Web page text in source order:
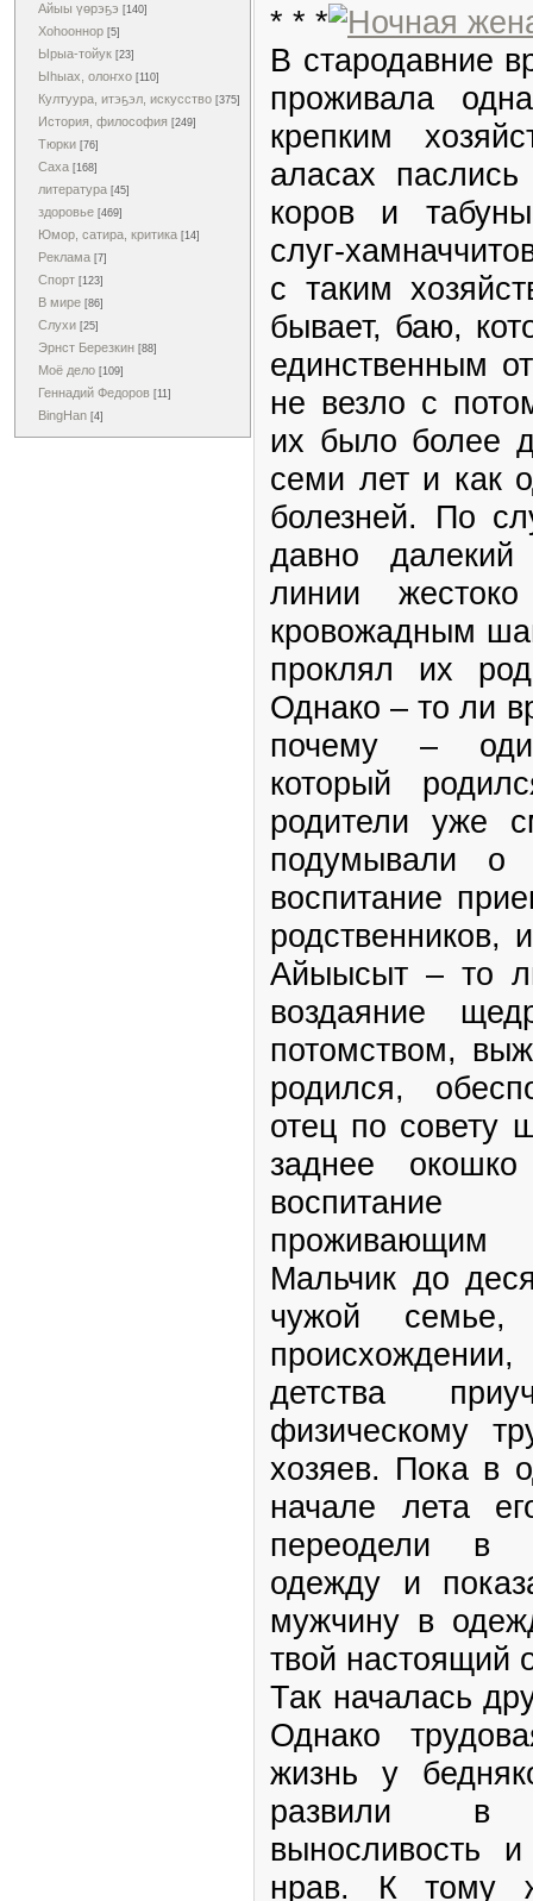
Айыы үөрэҕэ [140]
Хоһооннор [5]
Ырыа-тойук [23]
Ыһыах, олоҥхо [110]
Култуура, итэҕэл, искусство [375]
История, философия [249]
Тюрки [76]
Саха [168]
литература [45]
здоровье [469]
Юмор, сатира, критика [14]
Реклама [7]
Спорт [123]
В мире [86]
Слухи [25]
Эрнст Березкин [88]
Моё дело [109]
Геннадий Федоров [11]
BingHan [4]
* * *
В стародавние
проживала
крепким
аласах
коров и
слуг-
с таким
бывает, баю,
единственным
не везло с
их было более
семи лет и как
болезней. По
давно
линии
кровожадным
проклял их
Однако – то ли
почему –
который
родители уже
подумывали о
воспитание
родственников,
Айыысыт – то
воздаяние
потомством,
родился,
отец по совету
заднее
воспитание
Мальчик до
чужой
детства
физическому
хозяев. Пока в
начале лета
переодели в
одежду и
мужчину в
твой настоящий
Так началась
Однако
жизнь у
развили в
выносливость
нрав. К тому